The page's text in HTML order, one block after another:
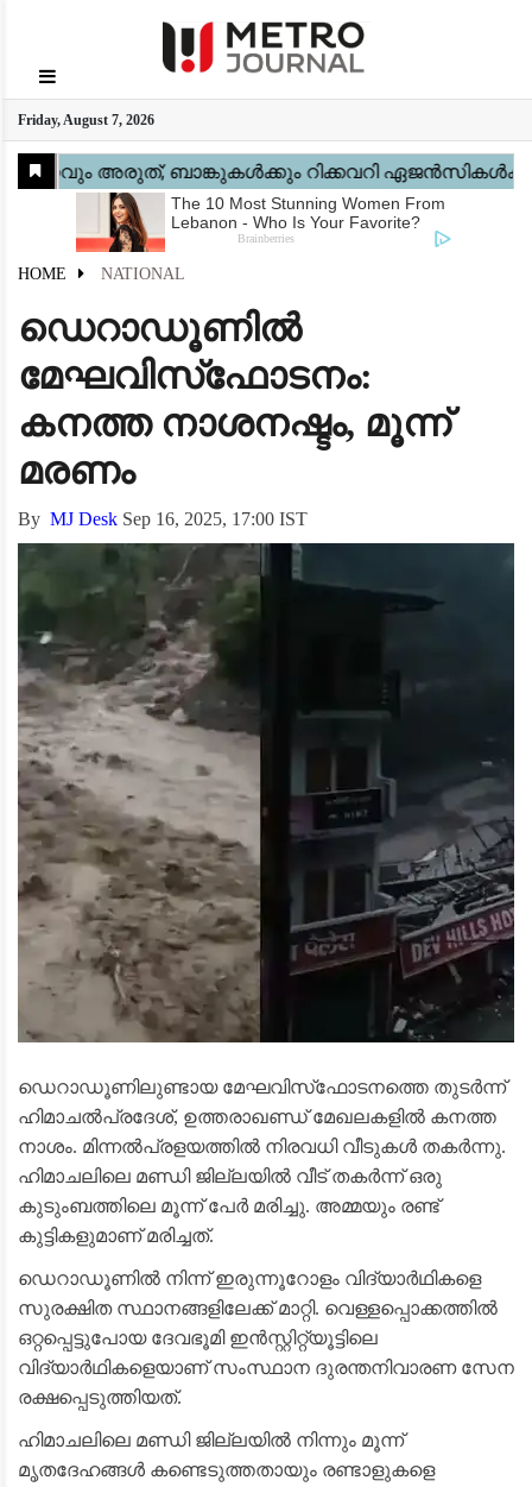
Friday, August 7, 2026
GO
Home
Kerala
National
Gulf
World
Sports
Movies
Health
Automobile
Travel
Education
Novel
Business
Technology
Webstory
HOME NATIONAL
ഡെറാഡൂണിൽ
മേഘവിസ്‌ഫോടനം:
കനത്ത നാശനഷ്ടം, മൂന്ന്
മരണം
By MJ Desk Sep 16, 2025, 17:00 IST
ഡെറാഡൂണിലുണ്ടായ മേഘവിസ്‌ഫോടനത്തെ തുടർന്ന്
ഹിമാചൽപ്രദേശ്, ഉത്തരാഖണ്ഡ് മേഖലകളിൽ കനത്ത
നാശം. മിന്നൽപ്രളയത്തിൽ നിരവധി വീടുകൾ തകർന്നു.
ഹിമാചലിലെ മണ്ഡി ജില്ലയിൽ വീട് തകർന്ന് ഒരു
കുടുംബത്തിലെ മൂന്ന് പേർ മരിച്ചു. അമ്മയും രണ്ട്
കുട്ടികളുമാണ് മരിച്ചത്.
ഡെറാഡൂണിൽ നിന്ന് ഇരുന്നൂറോളം വിദ്യാർഥികളെ
സുരക്ഷിത സ്ഥാനങ്ങളിലേക്ക് മാറ്റി. വെള്ളപ്പൊക്കത്തിൽ
ഒറ്റപ്പെട്ടുപോയ ദേവഭൂമി ഇൻസ്റ്റിറ്റ്യൂട്ടിലെ
വിദ്യാർഥികളെയാണ് സംസ്ഥാന ദുരന്തനിവാരണ സേന
രക്ഷപ്പെടുത്തിയത്.
ഹിമാചലിലെ മണ്ഡി ജില്ലയിൽ നിന്നും മൂന്ന്
മൃതദേഹങ്ങൾ കണ്ടെടുത്തതായും രണ്ടാളുകളെ